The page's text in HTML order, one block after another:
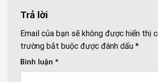
Trả lời
Email của bạn sẽ không được hiển thị
trường bắt buộc được đánh dấu *
Bình luận *